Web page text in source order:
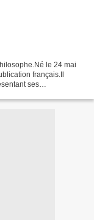
le 24 mai
français.Il
ses